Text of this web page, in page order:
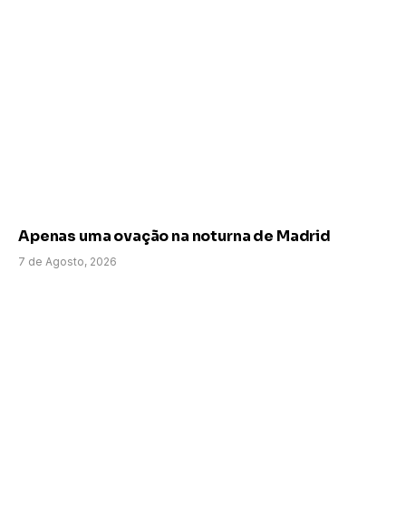
Apenas uma ovação na noturna de Madrid
7 de Agosto, 2026